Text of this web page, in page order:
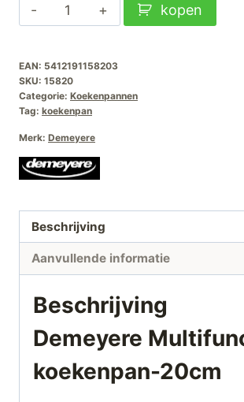
Demeyere
Multifunction-
koekenpan-
20cm
aantal
kopen
EAN: 5412191158203
SKU: 15820
Categorie: Koekenpannen
Tag: koekenpan
Merk: Demeyere
Beschrijving
Aanvullende informatie
Beschrijving
Demeyere
koekenpan-20cm